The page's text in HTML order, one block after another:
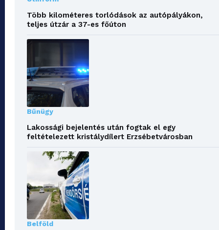
Több kilométeres torlódások az autópályákon,
teljes útzár a 37-es főúton
Bűnügy
Lakossági bejelentés után fogtak el egy
feltételezett kristálydílert Erzsébetvárosban
Belföld